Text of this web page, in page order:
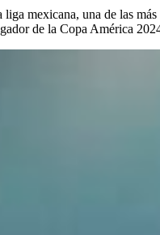
liga mexicana, una de las
de la Copa América